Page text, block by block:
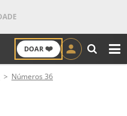
DOAR ❤️
Números 36